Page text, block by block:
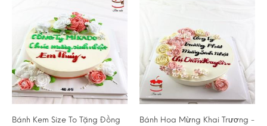
Bánh Kem Size To Tặng Đồng
Bánh Hoa Mừng Khai Trương -